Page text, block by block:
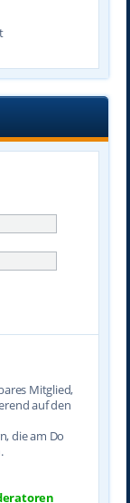
Mitglied,
auf den
die am Do